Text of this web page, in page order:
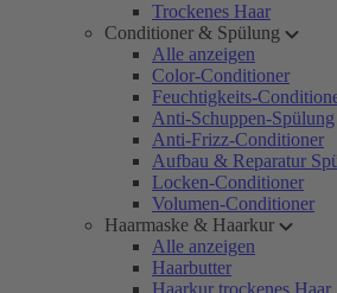
Trockenes Haar
Conditioner & Spülung
Alle anzeigen
Color-Conditioner
Feuchtigkeits-
Anti-Schuppen-Spülung
Anti-Frizz-Conditioner
Aufbau & Reparatur
Locken-Conditioner
Volumen-Conditioner
Haarmaske & Haarkur
Alle anzeigen
Haarbutter
Haarkur trockenes Haar